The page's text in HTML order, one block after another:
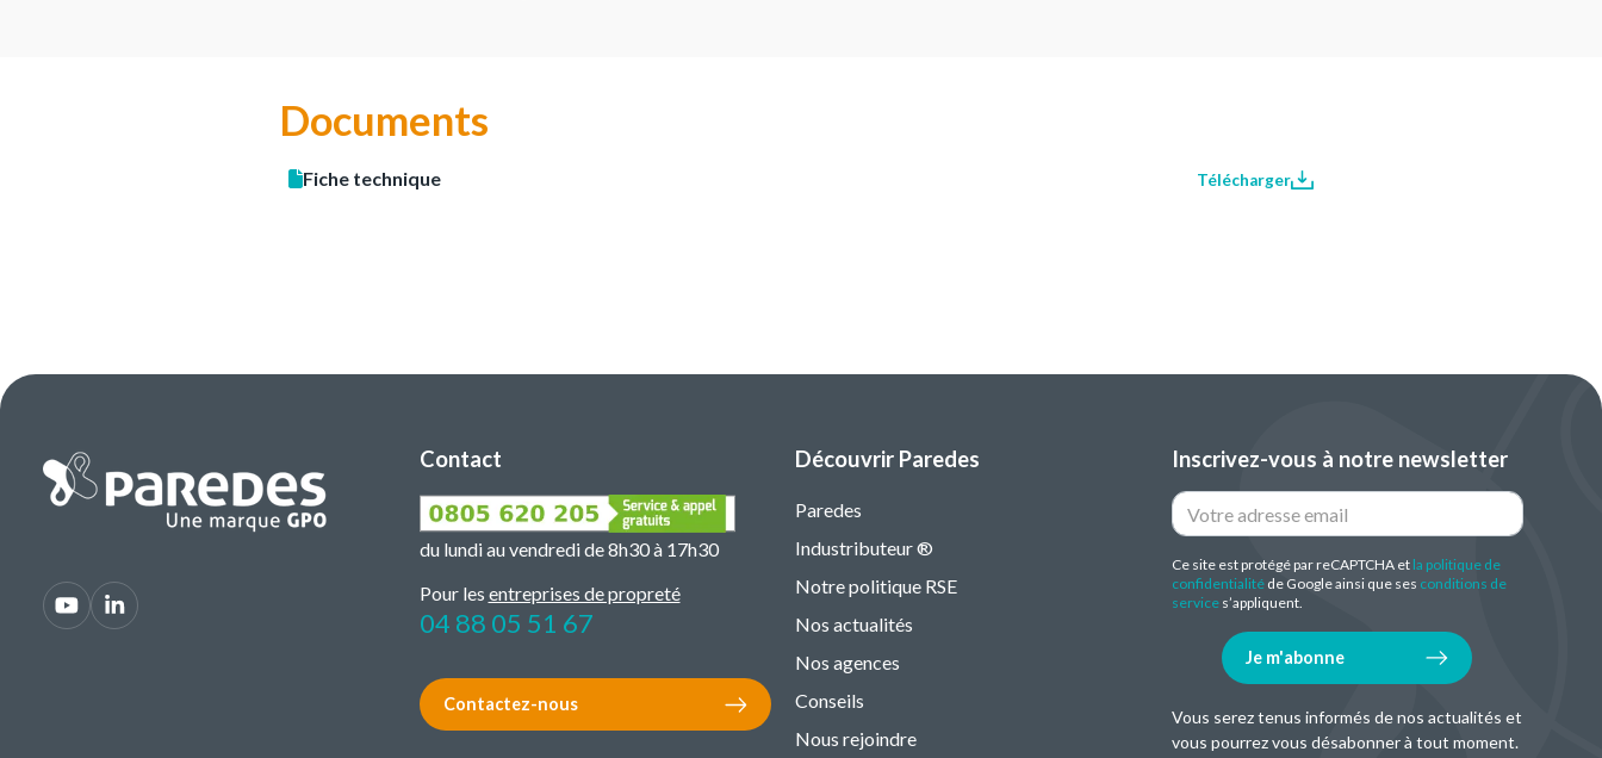
Documents
Fiche technique Télécharger
Contact
du lundi au vendredi de 8h30 à 17h30
Pour les entreprises de propreté
04 88 05 51 67
Contactez-nous
Découvrir Paredes
Paredes
Industributeur ®
Notre politique RSE
Nos actualités
Nos agences
Conseils
Nous rejoindre
Inscrivez-vous à notre newsletter
Ce site est protégé par reCAPTCHA et la politique de
confidentialitéde Google ainsi que ses conditions de
services’appliquent.
Je m'abonne
Vous serez tenus informés de nos actualités et
vous pourrez vous désabonner à tout moment.